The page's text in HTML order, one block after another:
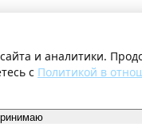
и аналитики.
с Политикой в